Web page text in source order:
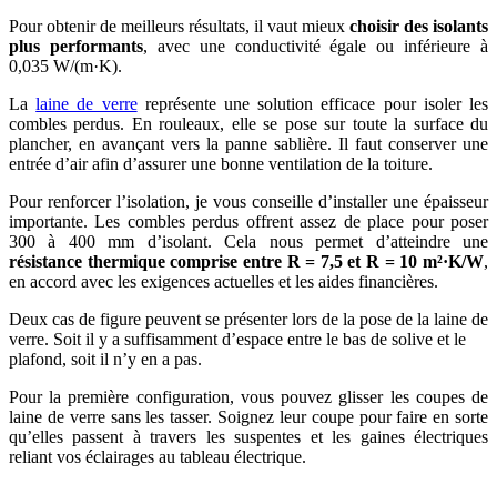
Pour obtenir de meilleurs résultats, il vaut mieux choisir des isolants
plus performants, avec une conductivité égale ou inférieure à
0,035 W/(m·K).
Lalaine de verrereprésente une solution efficace pour isoler les
combles perdus. En rouleaux, elle se pose sur toute la surface du
plancher, en avançant vers la panne sablière. Il faut conserver une
entrée d’air afin d’assurer une bonne ventilation de la toiture.
Pour renforcer l’isolation, je vous conseille d’installer une épaisseur
importante. Les combles perdus offrent assez de place pour poser
300 à 400 mm d’isolant. Cela nous permet d’atteindre une
résistance thermique comprise entre R = 7,5 et R = 10 m²·K/W,
en accord avec les exigences actuelles et les aides financières.
Deux cas de figure peuvent se présenter lors de la pose de la laine de
verre. Soit il y a suffisamment d’espace entre le bas de solive et le
plafond, soit il n’y en a pas.
Pour la première configuration, vous pouvez glisser les coupes de
laine de verre sans les tasser. Soignez leur coupe pour faire en sorte
qu’elles passent à travers les suspentes et les gaines électriques
reliant vos éclairages au tableau électrique.